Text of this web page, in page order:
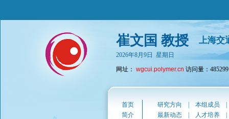
崔文国 教授 上海交
2026年8月9日 星期日
网址： wgcui.polymer.cn 访问量：485299
首页 研究方向 本组成员
简介
最新动态 人才培养